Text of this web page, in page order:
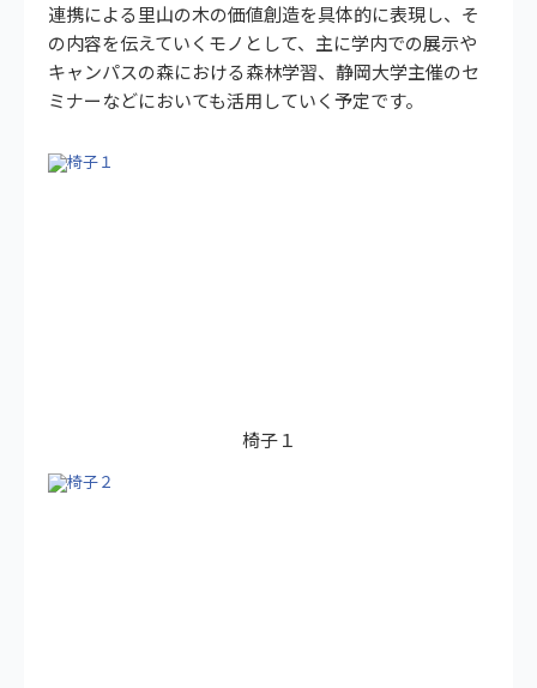
連携による里山の木の価値創造を具体的に表現し、そ
の内容を伝えていくモノとして、主に学内での展示や
キャンパスの森における森林学習、静岡大学主催のセ
ミナーなどにおいても活用していく予定です。
椅子１